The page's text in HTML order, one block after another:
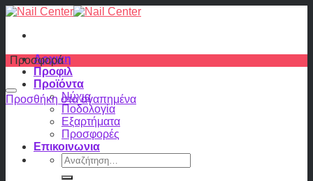
Skip
content
Αρχικη
Προφιλ
Προϊόντα
Νύχια
Ποδολογία
Εξαρτήματα
Προσφορές
Επικοινωνια
Αναζήτηση
για:
Προσφορά
Προσθήκη στα αγαπημένα